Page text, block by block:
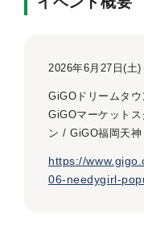
2026年6月27日(土
GiGOドリームタ
GiGOマーケット
ン / GiGO福岡天神
https://
06-needygirl-